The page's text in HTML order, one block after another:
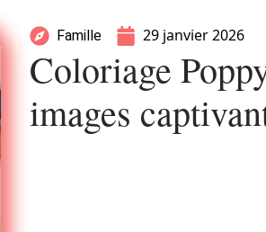
Famille 29 janvier 2026
Coloriage
images